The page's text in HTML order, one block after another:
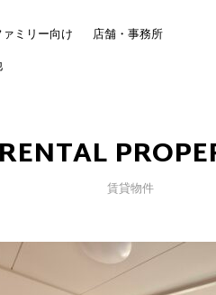
ァミリー向け 店舗・事務所
RENTAL
賃貸物件